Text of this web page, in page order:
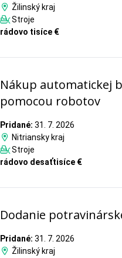
Žilinský kraj
Stroje
rádovo tisíce €
Nákup automatickej
pomocou robotov
Pridané: 31. 7. 2026
Nitriansky kraj
Stroje
rádovo desaťtisíce €
Dodanie
Pridané: 31. 7. 2026
Žilinský kraj